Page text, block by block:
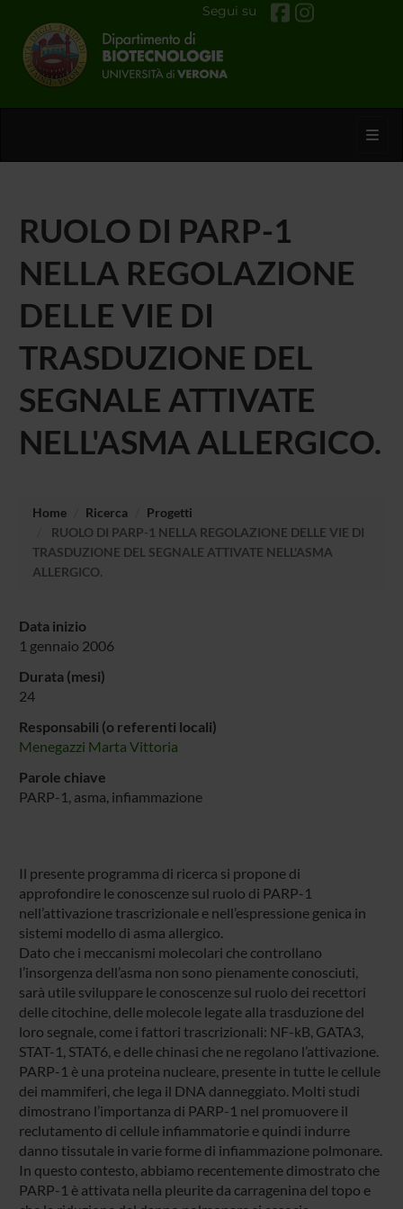
Segui su
RUOLO DI PARP-1
NELLA REGOLAZIONE
DELLE VIE DI
TRASDUZIONE DEL
SEGNALE ATTIVATE
NELL'ASMA ALLERGICO.
Home Ricerca
Progetti
RUOLO DI PARP-1 NELLA REGOLAZIONE DELLE VIE DI
TRASDUZIONE DEL SEGNALE ATTIVATE NELL'ASMA
ALLERGICO.
Data inizio
1 gennaio 2006
Durata (mesi)
24
Responsabili (o referenti locali)
Menegazzi Marta Vittoria
Parole chiave
PARP-1, asma, infiammazione
Il presente programma di ricerca si propone di
approfondire le conoscenze sul ruolo di PARP-1
nell’attivazione trascrizionale e nell’espressione genica in
sistemi modello di asma allergico.
Dato che i meccanismi molecolari che controllano
l’insorgenza dell’asma non sono pienamente conosciuti,
sarà utile sviluppare le conoscenze sul ruolo dei recettori
delle citochine, delle molecole legate alla trasduzione del
loro segnale, come i fattori trascrizionali: NF-kB, GATA3,
STAT-1, STAT6, e delle chinasi che ne regolano l’attivazione.
PARP-1 è una proteina nucleare, presente in tutte le cellule
dei mammiferi, che lega il DNA danneggiato. Molti studi
dimostrano l’importanza di PARP-1 nel promuovere il
reclutamento di cellule infiammatorie e quindi indurre
danno tissutale in varie forme di infiammazione polmonare.
In questo contesto, abbiamo recentemente dimostrato che
PARP-1 è attivata nella pleurite da carragenina del topo e